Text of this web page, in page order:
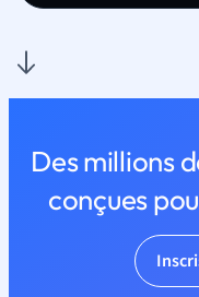
Des millions
conçues